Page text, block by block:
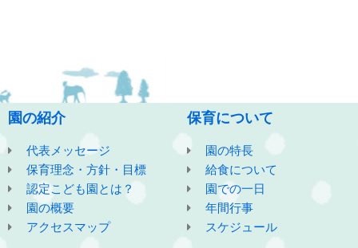
園の紹介
代表メッセージ
保育理念・方針・目標
認定こども園とは？
園の概要
アクセスマップ
保育について
園の特長
給食について
園での一日
年間行事
スケジュール